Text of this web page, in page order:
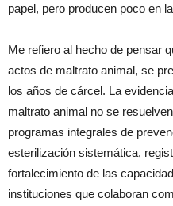
papel, pero producen poco en
Me refiero al hecho de pensar
actos de maltrato animal, se
los años de cárcel. La
maltrato animal no se
programas integrales de
esterilización sistemática,
fortalecimiento de las
instituciones que colaboran